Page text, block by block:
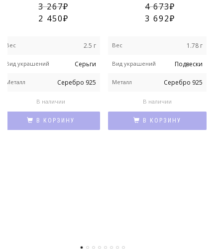
3 267
2 450
Вес 2.5 г
Вид украшений Серьги
Металл Серебро 925
В наличии
В КОРЗИНУ
4 673
3 692
Вес 1.78 г
Вид украшений Подвески
Металл Серебро 925
В наличии
В КОРЗИНУ